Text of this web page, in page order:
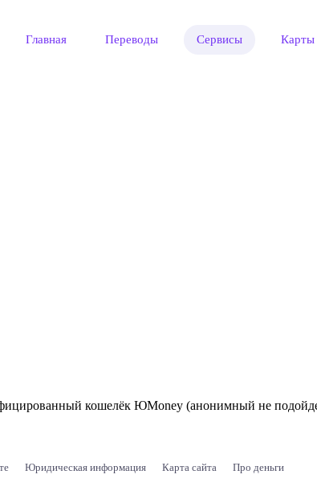
Главная Переводы Сервисы Карты
кошелёк ЮMoney (анонимный не
Юридическая информация Карта сайта Про деньги